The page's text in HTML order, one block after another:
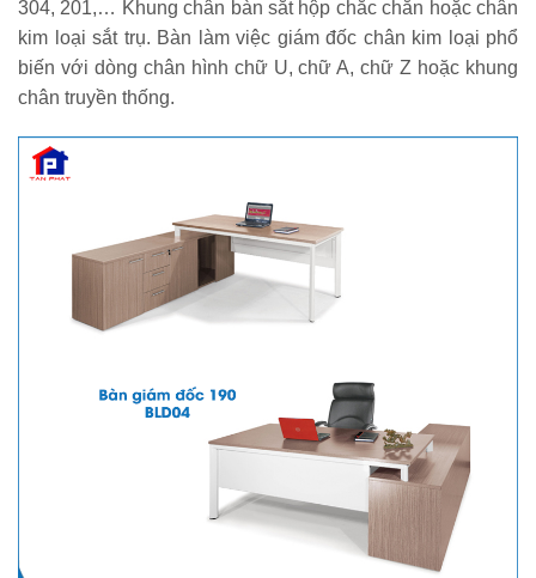
304, 201,… Khung chân bàn sắt hộp chắc chắn hoặc chân
kim loại sắt trụ. Bàn làm việc giám đốc chân kim loại phổ
biến với dòng chân hình chữ U, chữ A, chữ Z hoặc khung
chân truyền thống.